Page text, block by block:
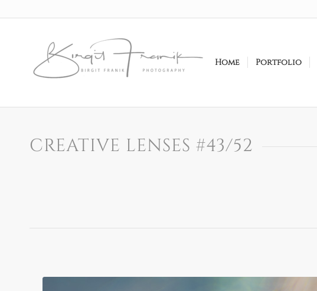
Home Portfolio
CREATIVE LENSES #43/52